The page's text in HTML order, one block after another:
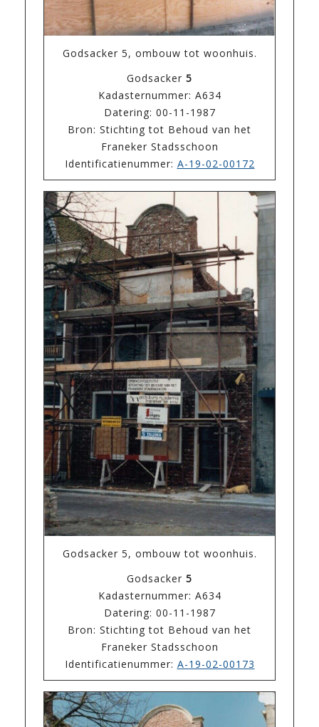
Godsacker 5, ombouw tot woonhuis.
Godsacker 5
Kadasternummer: A634
Datering: 00-11-1987
Bron: Stichting tot Behoud van het
Franeker Stadsschoon
Identificatienummer: A-19-02-00172
Godsacker 5, ombouw tot woonhuis.
Godsacker 5
Kadasternummer: A634
Datering: 00-11-1987
Bron: Stichting tot Behoud van het
Franeker Stadsschoon
Identificatienummer: A-19-02-00173